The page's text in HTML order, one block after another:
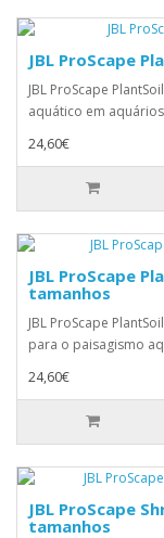
JBL ProScape
JBL ProScape
aquático em
24,60€
JBL ProScape
tamanhos
JBL ProScape
para o paisagismo
24,60€
JBL ProScape
tamanhos